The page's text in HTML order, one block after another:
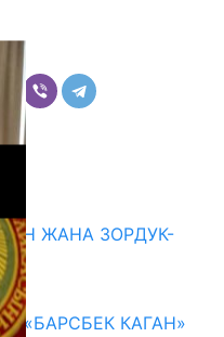
ЖАНА ЗОРДУК-
«БАРСБЕК КАГАН»